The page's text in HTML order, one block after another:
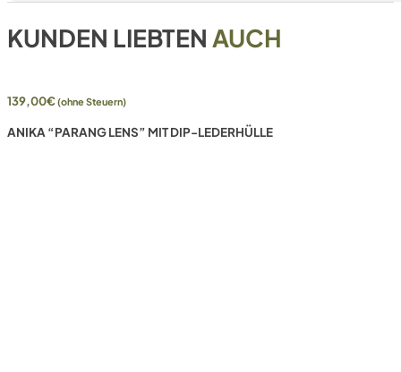
KUNDEN LIEBTEN AUCH
139,00€(ohne Steuern)
ANIKA “PARANG LENS” MIT DIP-LEDERHÜLLE